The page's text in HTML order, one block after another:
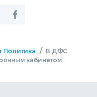
Политика / В ДФС
кабинетом